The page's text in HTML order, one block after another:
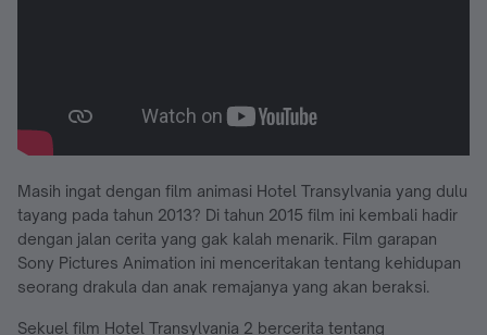
Masih ingat dengan film animasi Hotel Transylvania yang dulu
tayang pada tahun 2013? Di tahun 2015 film ini kembali hadir
dengan jalan cerita yang gak kalah menarik. Film garapan
Sony Pictures Animation ini menceritakan tentang kehidupan
seorang drakula dan anak remajanya yang akan beraksi.
Sekuel film Hotel Transylvania 2 bercerita tentang